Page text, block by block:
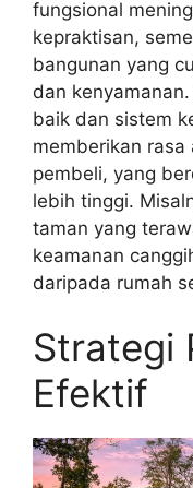
fungsional
kepraktisan,
bangunan yang
dan
baik dan sistem
memberikan rasa
pembeli, yang
lebih tinggi.
taman yang
keamanan
daripada rumah
Strategi
Efektif